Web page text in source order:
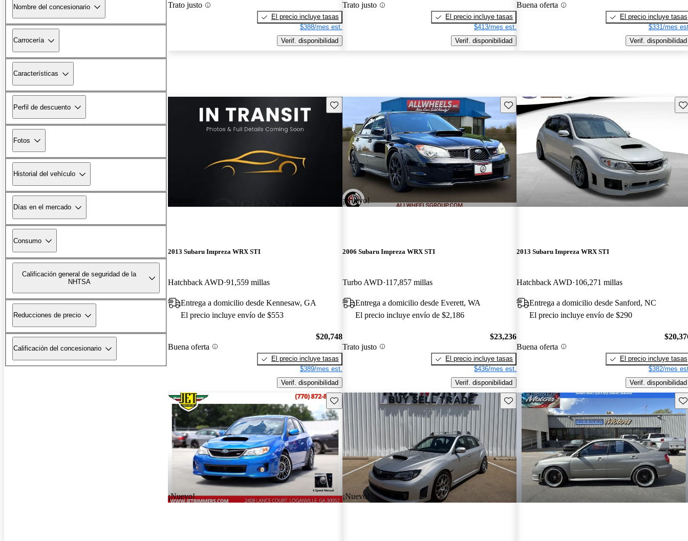
Nombre del concesionario
Carrocería
Características
Perfil de descuento
Fotos
Historial del vehículo
Días en el mercado
Consumo
Calificación general de seguridad de la
NHTSA
Reducciones de precio
Calificación del concesionario
Trato justo
El precio incluye tasas
$388/mes est.
Verif. disponibilidad
Trato justo
El precio incluye tasas
$413/mes est.
Verif. disponibilidad
Buena oferta
El precio incluye tasas
$331/mes
Verif. disponibilidad
Guarda este Aviso
2013 Subaru Impreza WRX STI
Hatchback AWD 91,559 millas
Entrega a domicilio desde Kennesaw, GA
El precio incluye envío de $553
Buena oferta
$20,748
El precio incluye tasas
$389/mes est.
Verif. disponibilidad
¡Nuevo!
Guarda este Aviso
2006 Subaru Impreza WRX STI
Turbo AWD 117,857 millas
Entrega a domicilio desde Everett, WA
El precio incluye envío de $2,186
Trato justo
$23,236
El precio incluye tasas
$436/mes est.
Verif. disponibilidad
2013 Subaru Impreza WRX STI
Hatchback AWD 106,271 millas
Entrega a domicilio desde Sanford, NC
El precio incluye envío de $290
Buena oferta
El precio incluye tasas
$382/mes
Verif. disponibilidad
¡Nuevo!
Guarda este Aviso
¡Nuevo!
Guarda este Aviso